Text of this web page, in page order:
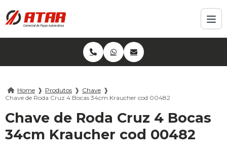
Home ❱ Produtos ❱ Chave ❱
Chave de Roda Cruz 4 Bocas 34cm Kraucher cod 00482
Chave de Roda Cruz 4 Bocas
34cm Kraucher cod 00482